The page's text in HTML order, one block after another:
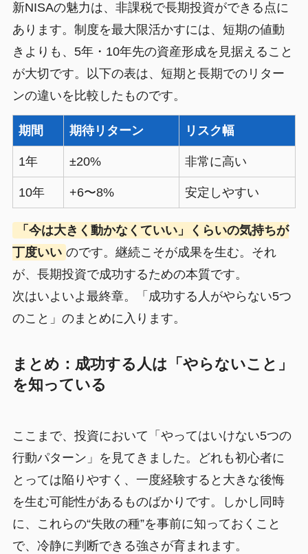
新NISAの魅力は、非課税で長期投資ができる点に
あります。制度を最大限活かすには、短期の値動
きよりも、5年・10年先の資産形成を見据えること
が大切です。以下の表は、短期と長期でのリター
ンの違いを比較したものです。
期間 期待リターン リスク幅
1年 ±20% 非常に高い
10年 +6〜8% 安定しやすい
「今は大きく動かなくていい」くらいの気持ちが
丁度いい のです。継続こそが成果を生む。それ
が、長期投資で成功するための本質です。
次はいよいよ最終章。「成功する人がやらない5つ
のこと」のまとめに入ります。
まとめ：成功する人は「やらないこと」
を知っている
ここまで、投資において「やってはいけない5つの
行動パターン」を見てきました。どれも初心者に
とっては陥りやすく、一度経験すると大きな後悔
を生む可能性があるものばかりです。しかし同時
に、これらの“失敗の種”を事前に知っておくこと
で、冷静に判断できる強さが育まれます。